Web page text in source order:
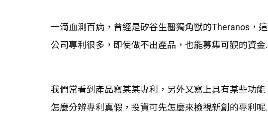
一滴血測百病，曾經是矽谷生醫獨角獸的Theranos，
公司專利很多，即使做不出產品，也能募集可觀的資
我們常看到產品寫某某專利，另外又寫上具有某些功
怎麼分辨專利真假，投資可先怎麼來檢視新創的專利呢